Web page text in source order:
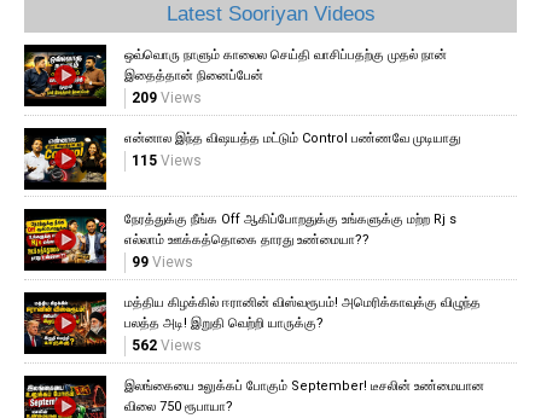
Latest Sooriyan Videos
ஒவ்வொரு நாளும் காலைல செய்தி வாசிப்பதற்கு முதல் நான்
இதைத்தான் நினைப்பேன்
209Views
என்னால இந்த விஷயத்த மட்டும் Control பண்ணவே முடியாது
115Views
நேரத்துக்கு நீங்க Off ஆகிப்போறதுக்கு உங்களுக்கு மற்ற Rj s
எல்லாம் ஊக்கத்தொகை தாரது உண்மையா??
99Views
மத்திய கிழக்கில் ஈரானின் விஸ்வரூபம்! அமெரிக்காவுக்கு விழுந்த
பலத்த அடி! இறுதி வெற்றி யாருக்கு?
562Views
இலங்கையை உலுக்கப் போகும் September! டீசலின் உண்மையான
விலை 750 ரூபாயா?